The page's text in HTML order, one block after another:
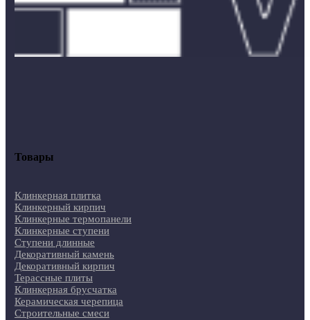
Товары
Клинкерная плитка
Клинкерный кирпич
Клинкерные термопанели
Клинкерные ступени
Ступени длинные
Декоративный камень
Декоративный кирпич
Терассные плиты
Клинкерная брусчатка
Керамическая черепица
Строительные смеси